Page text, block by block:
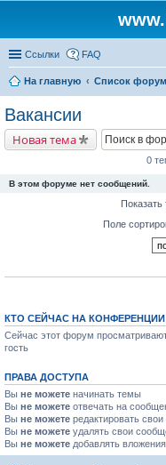
Ссылки FAQ
На главную Список
Вакансии
Новая тема
0
В этом форуме нет сообщений.
Показать
Поле
КТО СЕЙЧАС НА КОНФЕРЕНЦИИ
Сейчас этот форум
гость
ПРАВА ДОСТУПА
Вы не можете начинать темы
Вы не можете отвечать на
Вы не можете редактировать
Вы не можете удалять свои
Вы не можете добавлять вложения